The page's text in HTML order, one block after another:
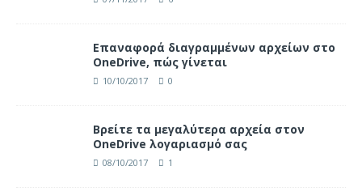
Επαναφορά διαγραμμένων αρχείων στο
OneDrive, πώς γίνεται
10/10/2017 0
Βρείτε τα μεγαλύτερα αρχεία στον
OneDrive λογαριασμό σας
08/10/2017 1